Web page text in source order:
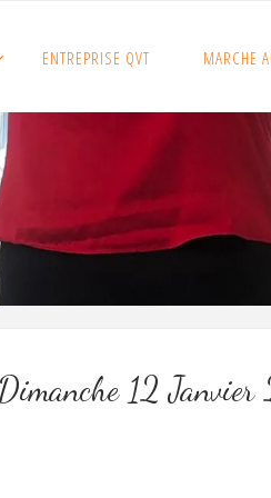
ENTREPRISE QVT MARCHE
12